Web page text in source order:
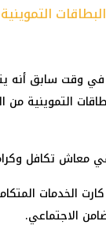
التموينية
في وقت سابق أنه
التموينية من
معاش تكافل
الخدمات
الاجتماعي.